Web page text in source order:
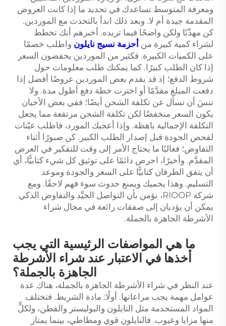
ومعرفة المتوسط تساعدك في تحديد ما إذا كانت العروض
المقدمة جيدة أم لا. وبعد ذلك ابدأ بالتحدث مع الموردين.
كن مهذّبًا ولكن واضحًا فيما تريده. أخبرهم أنك تخطط
لشراء كمية كبيرة من أحزمة نسيج نايلون واطلب خصمًا
على الكميات الكبيرة. فكثير من الموردين يخفضون السعر
إذا كان الطلب كبيرًا. كما يمكنك طلب معلومات حول
شروط الدفع؛ إذ قد يقدم بعض الموردين عروضًا أفضل إذا
دفعت المبلغ مقدَّمًا أو اخترت خطة دفع أطول مدة. ولا
تنسَ أن تسأل عن تكلفة الشحن أيضًا؛ ففي بعض الأحيان
يكون السعر منخفضًا لكن تكلفة الشحن مرتفعة مما يجعل
التكلفة الإجمالية باهظة. وإذا أعجبك المورد، فاطلب عيّنات
لفحص الجودة قبل إصدار الطلب الكبير. كن صبورًا أثناء
التفاوض؛ فغالبًا ما يحتاج الأمر إلى وقت للتفكير في العرض
المقدَّم. وأخيرًا، احرص دائمًا على توثيق كل شيء كتابيًّا، أي
أن يتفق الطرفان كتابيًّا على السعر والجودة وموعد
التسليم. وهذا يحميك ويمنع حدوث سوء فهم لاحقًا. ومع
شركة RIOOP، نؤمن بأن التواصل الجيِّد والتفاوض الذكي
يمكن أن يؤديان إلى صفقات رائعة في مجال شراء
الأشرطة الجاهزة بالجملة.
ما هي المواصفات الرئيسية التي يجب
أخذها في الاعتبار عند شراء الأشرطة
الجاهزة بالجملة؟
عند النظر في شراء الأشرطة الجاهزة بالجملة، هناك عدة
عوامل مهمة يجب مراعاتها. أولًا: مادة الشريط. فتختلف
المواد المستخدمة مثل النايلون والبوليستر والقطن، ولكلٍّ
منها مزايا وعيوب. فالنايلون قوي ومطاطي، بينما يمتاز